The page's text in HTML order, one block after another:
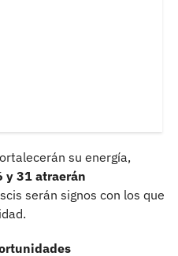
su energía,
y 31 atraerán
serán signos con los que